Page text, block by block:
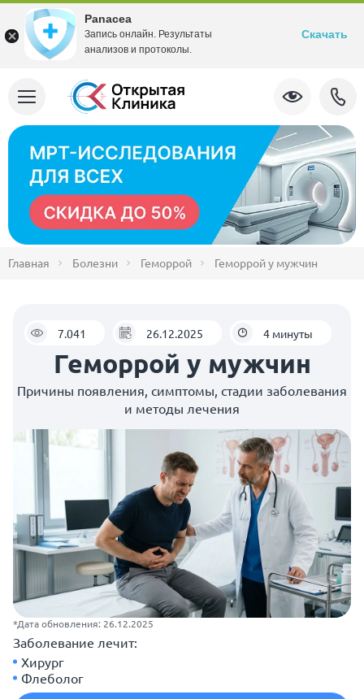
Главная Болезни Геморрой Геморрой у мужчин
7.041 26.12.2025 4 минуты
Геморрой у мужчин
Причины появления, симптомы, стадии заболевания
и методы лечения
*Дата обновления: 26.12.2025
Заболевание лечит:
Хирург
Флеболог
Panacea
Запись онлайн. Результаты
анализов и протоколы.
Скачать